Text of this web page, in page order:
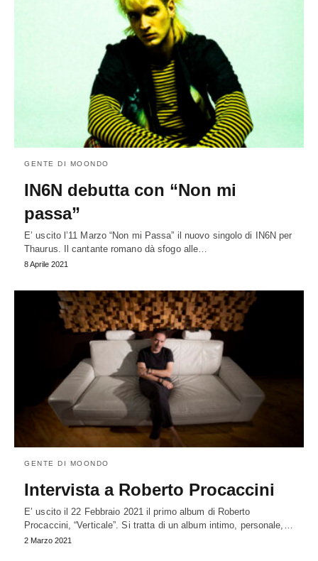
GENTE DI MOONDO
IN6N debutta con “Non mi
passa”
E’ uscito l’11 Marzo “Non mi Passa” il nuovo singolo di IN6N per
Thaurus. Il cantante romano dà sfogo alle…
8 Aprile 2021
GENTE DI MOONDO
Intervista a Roberto Procaccini
E’ uscito il 22 Febbraio 2021 il primo album di Roberto
Procaccini, “Verticale”. Si tratta di un album intimo, personale,…
2 Marzo 2021